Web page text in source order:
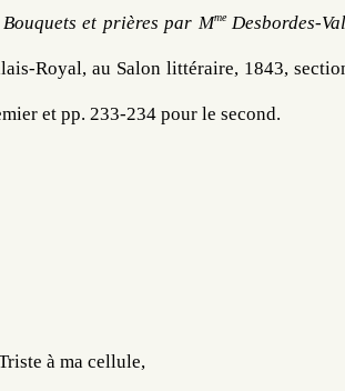
Bouquets et prières par Mme Desbordes-
Royal, au Salon littéraire, 1843,
et pp. 233-234 pour le second.
à ma cellule,